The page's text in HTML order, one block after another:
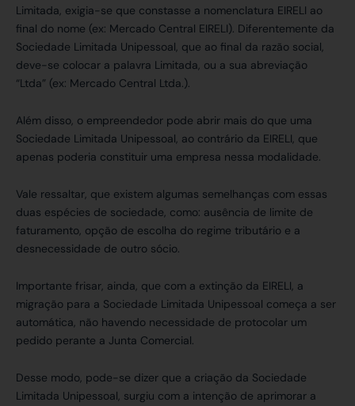
Limitada, exigia-se que constasse a nomenclatura EIRELI ao
final do nome (ex: Mercado Central EIRELI). Diferentemente da
Sociedade Limitada Unipessoal, que ao final da razão social,
deve-se colocar a palavra Limitada, ou a sua abreviação
“Ltda” (ex: Mercado Central Ltda.).
Além disso, o empreendedor pode abrir mais do que uma
Sociedade Limitada Unipessoal, ao contrário da EIRELI, que
apenas poderia constituir uma empresa nessa modalidade.
Vale ressaltar, que existem algumas semelhanças com essas
duas espécies de sociedade, como: ausência de limite de
faturamento, opção de escolha do regime tributário e a
desnecessidade de outro sócio.
Importante frisar, ainda, que com a extinção da EIRELI, a
migração para a Sociedade Limitada Unipessoal começa a ser
automática, não havendo necessidade de protocolar um
pedido perante a Junta Comercial.
Desse modo, pode-se dizer que a criação da Sociedade
Limitada Unipessoal, surgiu com a intenção de aprimorar a